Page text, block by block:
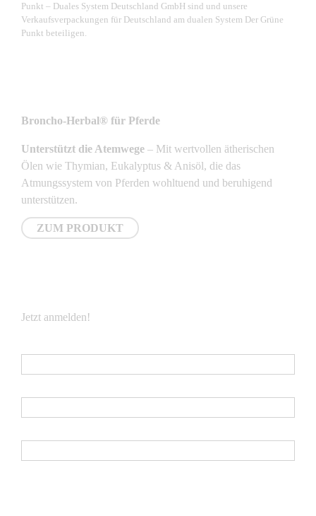
Punkt – Duales System Deutschland GmbH sind und unsere
Verkaufsverpackungen für Deutschland am dualen System Der Grüne
Punkt beteiligen.
Broncho-Herbal® für Pferde
Unterstützt die Atemwege – Mit wertvollen ätherischen
Ölen wie Thymian, Eukalyptus & Anisöl, die das
Atmungssystem von Pferden wohltuend und beruhigend
unterstützen.
ZUM PRODUKT
Jetzt anmelden!